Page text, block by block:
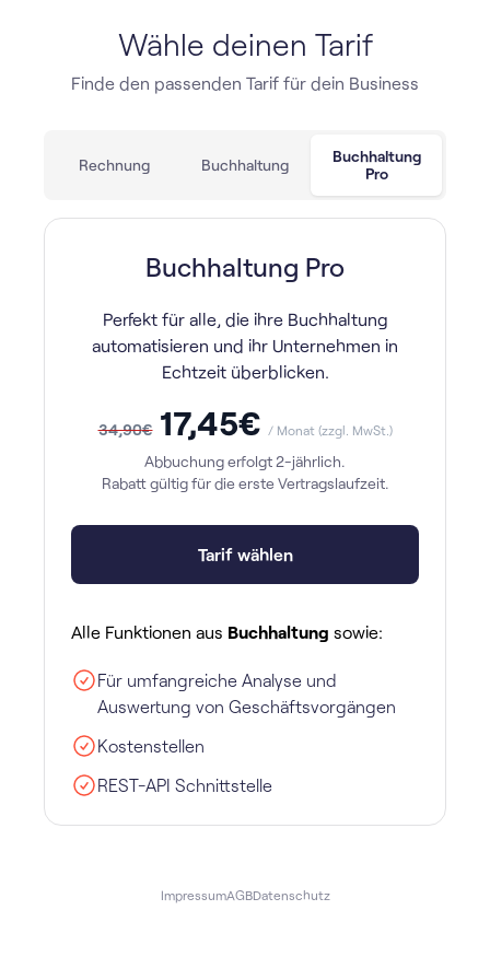
Wähle deinen Tarif
Finde den passenden Tarif für dein Business
Rechnung Buchhaltung
Buchhaltung
Pro
Buchhaltung Pro
Perfekt für alle, die ihre Buchhaltung
automatisieren und ihr Unternehmen in
Echtzeit überblicken.
34,90€ 17,45€ / Monat (zzgl. MwSt.)
Abbuchung erfolgt 2-jährlich.
Rabatt gültig für die erste Vertragslaufzeit.
Tarif wählen
Alle Funktionen aus Buchhaltung sowie:
Für umfangreiche Analyse und
Auswertung von Geschäftsvorgängen
Kostenstellen
REST-API Schnittstelle
ImpressumAGBDatenschutz